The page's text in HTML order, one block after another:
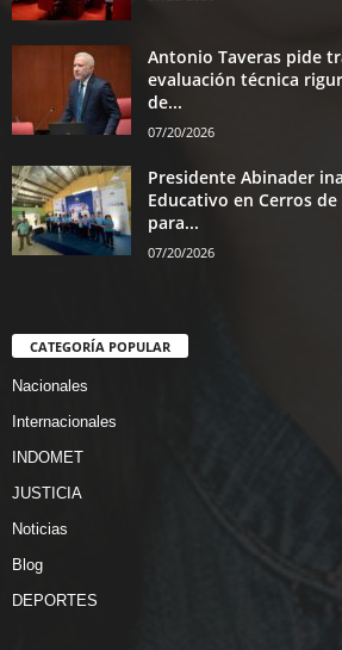
Antonio Taveras pide
evaluación técnica
de...
07/20/2026
Presidente Abinader
Educativo en Cerros
para...
07/20/2026
CATEGORÍA POPULAR
Nacionales
Internacionales
INDOMET
JUSTICIA
Noticias
Blog
DEPORTES